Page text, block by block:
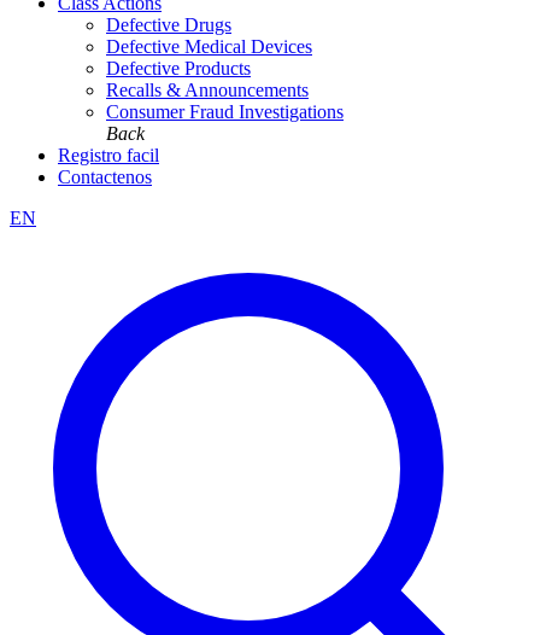
Defective Drugs
Defective Medical Devices
Defective Products
Recalls & Announcements
Consumer Fraud Investigations
Back
Registro facil
Contactenos
EN